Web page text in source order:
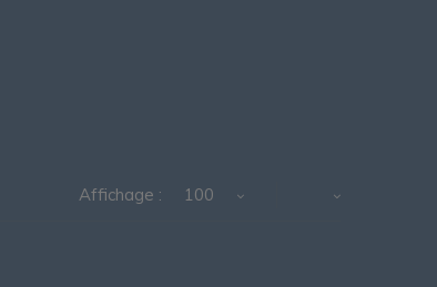
Affichage : 100